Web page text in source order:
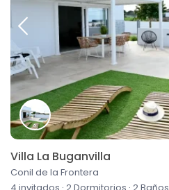
Villa La Buganvilla
Conil de la Frontera
4 invitados · 2 Dormitorios · 2 Baños